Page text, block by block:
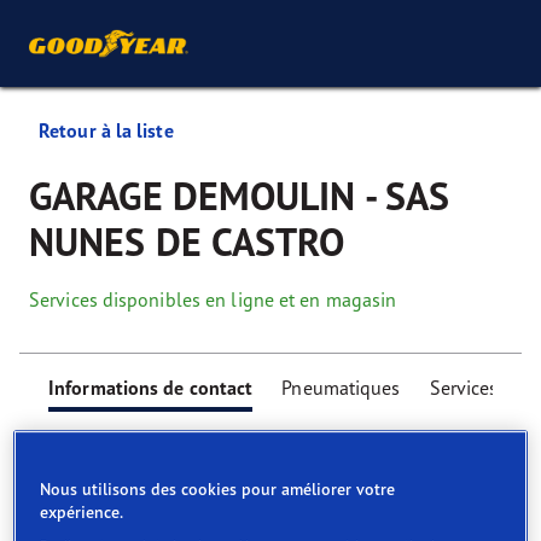
Retour à la liste
GARAGE DEMOULIN - SAS
NUNES DE CASTRO
Services disponibles en ligne et en magasin
Informations de contact Pneumatiques Services
Nous utilisons des cookies pour améliorer votre
expérience.